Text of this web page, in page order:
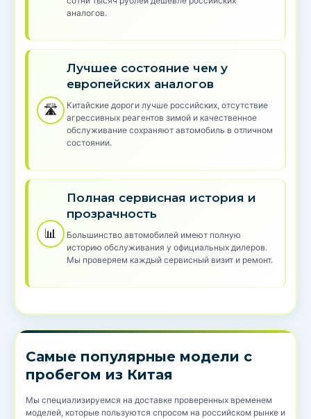
аналогов.
🛣️
Лучшее состояние чем у
европейских аналогов
Китайские дороги лучше российских, отсутствие
агрессивных реагентов зимой и качественное
обслуживание сохраняют автомобиль в отличном
состоянии.
📊
Полная сервисная история и
прозрачность
Большинство автомобилей имеют полную
историю обслуживания у официальных дилеров.
Мы проверяем каждый сервисный визит и ремонт.
Самые популярные модели с
пробегом из Китая
Мы специализируемся на доставке проверенных временем
моделей, которые пользуются спросом на российском рынке и